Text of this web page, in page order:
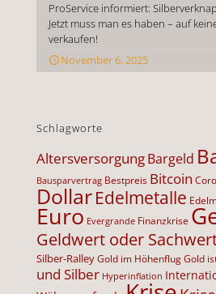
ProService informiert:
Jetzt muss man es haben – auf
verkaufen!
November 6, 2025
Schlagworte
AltersversorgungBargeld
Bausparvertrag Bestpreis Bitcoin
DollarEdelmetalle
Euro Evergrande Finanzkrise
Geldwert oder
Silber-RalleyGold im HöhenflugGold
und Silber Hyperinflation